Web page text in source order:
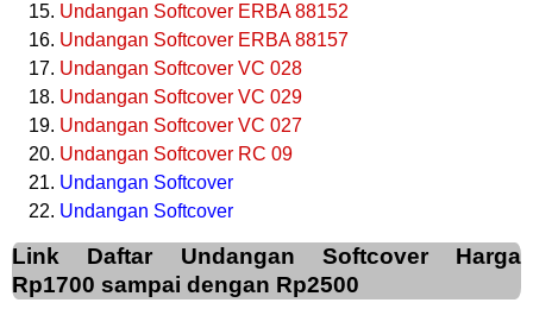
Undangan Softcover ERBA 88152
Undangan Softcover ERBA 88157
Undangan Softcover VC 028
Undangan Softcover VC 029
Undangan Softcover VC 027
Undangan Softcover RC 09
Undangan Softcover
Undangan Softcover
Link Daftar Undangan Softcover Harga
Rp1700 sampai dengan Rp2500